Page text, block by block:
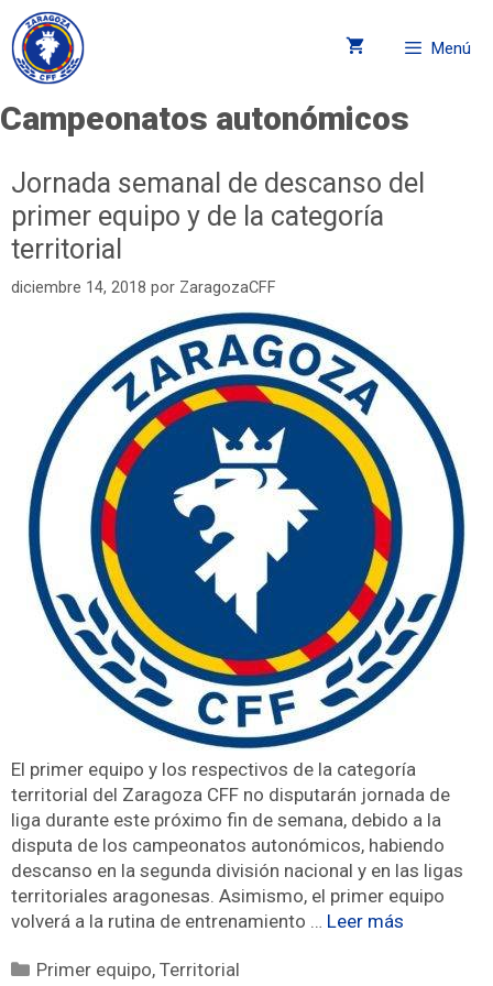
Menú
Campeonatos autonómicos
Jornada semanal de descanso del
primer equipo y de la categoría
territorial
diciembre 14, 2018 por ZaragozaCFF
El primer equipo y los respectivos de la categoría
territorial del Zaragoza CFF no disputarán jornada de
liga durante este próximo fin de semana, debido a la
disputa de los campeonatos autonómicos, habiendo
descanso en la segunda división nacional y en las ligas
territoriales aragonesas. Asimismo, el primer equipo
volverá a la rutina de entrenamiento … Leer más
Primer equipo,Territorial